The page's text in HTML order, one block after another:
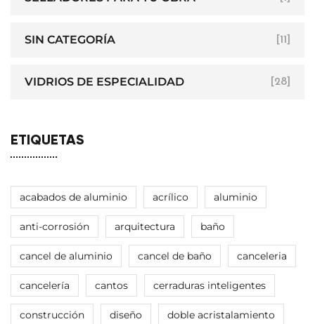
SIN CATEGORÍA [11]
VIDRIOS DE ESPECIALIDAD [28]
ETIQUETAS
acabados de aluminio acrílico aluminio
anti-corrosión arquitectura baño
cancel de aluminio cancel de baño canceleria
cancelería cantos cerraduras inteligentes
construcción diseño doble acristalamiento